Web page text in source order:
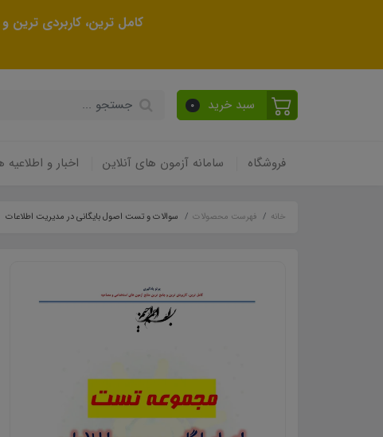
کامل ترین، کاربردی
سبد خرید 0
فروشگاه سامانه آزمون های آنلاین اخبار و اطلاعیه
خانه فهرست محصولات سوالات و تست اصول بایگانی در مدیریت اطلاعات